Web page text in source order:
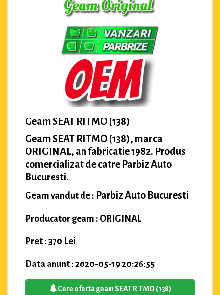
Geam SEAT RITMO (138)
Geam SEAT RITMO (138), marca
ORIGINAL, an fabricatie 1982. Produs
comercializat de catre Parbiz Auto
Bucuresti.
Geam vandut de : Parbiz Auto Bucuresti
Producator geam : ORIGINAL
Pret : 370 Lei
Data anunt : 2020-05-19 20:26:55
Cere oferta geam SEAT RITMO (138)